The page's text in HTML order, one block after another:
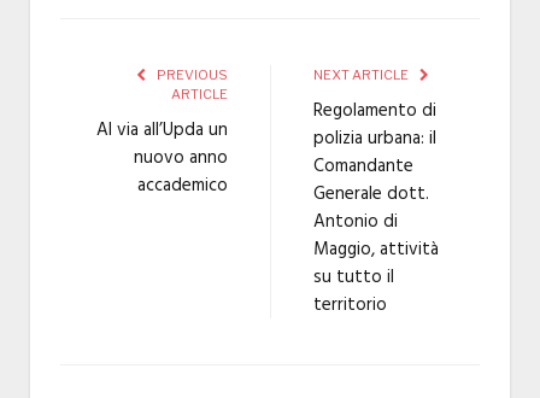
PREVIOUS
ARTICLE
Al via all’Upda un
nuovo anno
accademico
NEXT ARTICLE
Regolamento di
polizia urbana: il
Comandante
Generale dott.
Antonio di
Maggio, attività
su tutto il
territorio